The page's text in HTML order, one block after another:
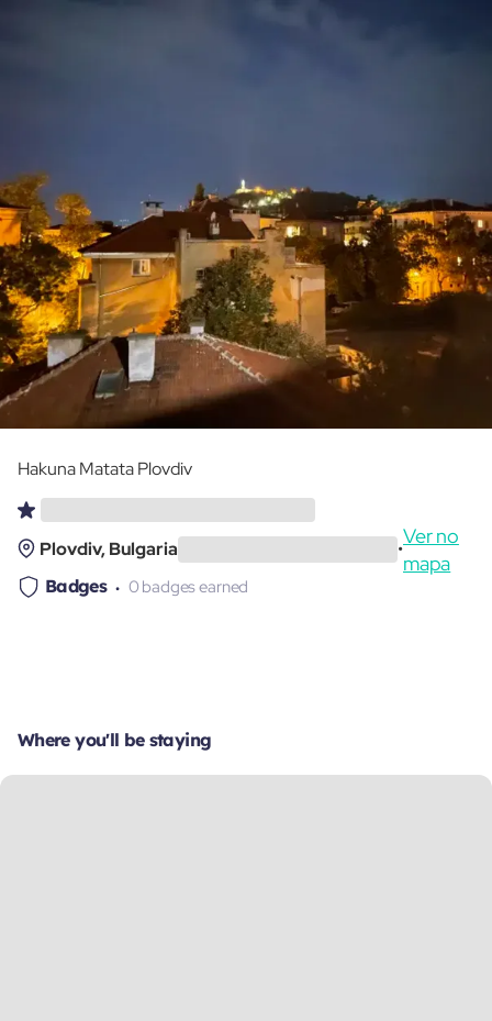
Hakuna Matata Plovdiv
Plovdiv, Bulgaria •
Ver no
mapa
Badges 0 badges earned
Where you'll be staying